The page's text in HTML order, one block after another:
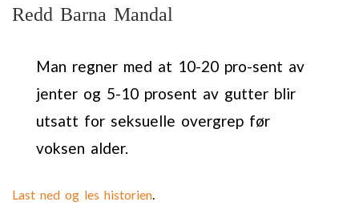
Redd Barna Mandal
Man regner med at 10-20 pro-sent av
jenter og 5-10 prosent av gutter blir
utsatt for seksuelle overgrep før
voksen alder.
Last ned og les historien.